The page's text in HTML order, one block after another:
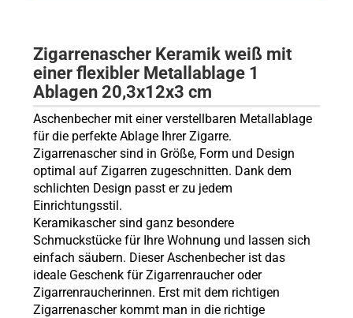
Zigarrenascher Keramik weiß mit
einer flexibler Metallablage 1
Ablagen 20,3x12x3 cm
Aschenbecher mit einer verstellbaren Metallablage
für die perfekte Ablage Ihrer Zigarre.
Zigarrenascher sind in Größe, Form und Design
optimal auf Zigarren zugeschnitten. Dank dem
schlichten Design passt er zu jedem
Einrichtungsstil.
Keramikascher sind ganz besondere
Schmuckstücke für Ihre Wohnung und lassen sich
einfach säubern. Dieser Aschenbecher ist das
ideale Geschenk für Zigarrenraucher oder
Zigarrenraucherinnen. Erst mit dem richtigen
Zigarrenascher kommt man in die richtige